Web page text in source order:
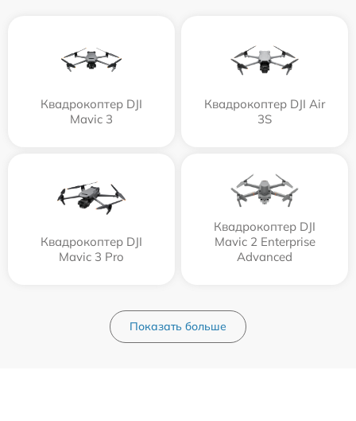
Квадрокоптер DJI
Mavic 3
Квадрокоптер DJI Air
3S
Квадрокоптер DJI
Mavic 3 Pro
Квадрокоптер DJI
Mavic 2 Enterprise
Advanced
Показать больше